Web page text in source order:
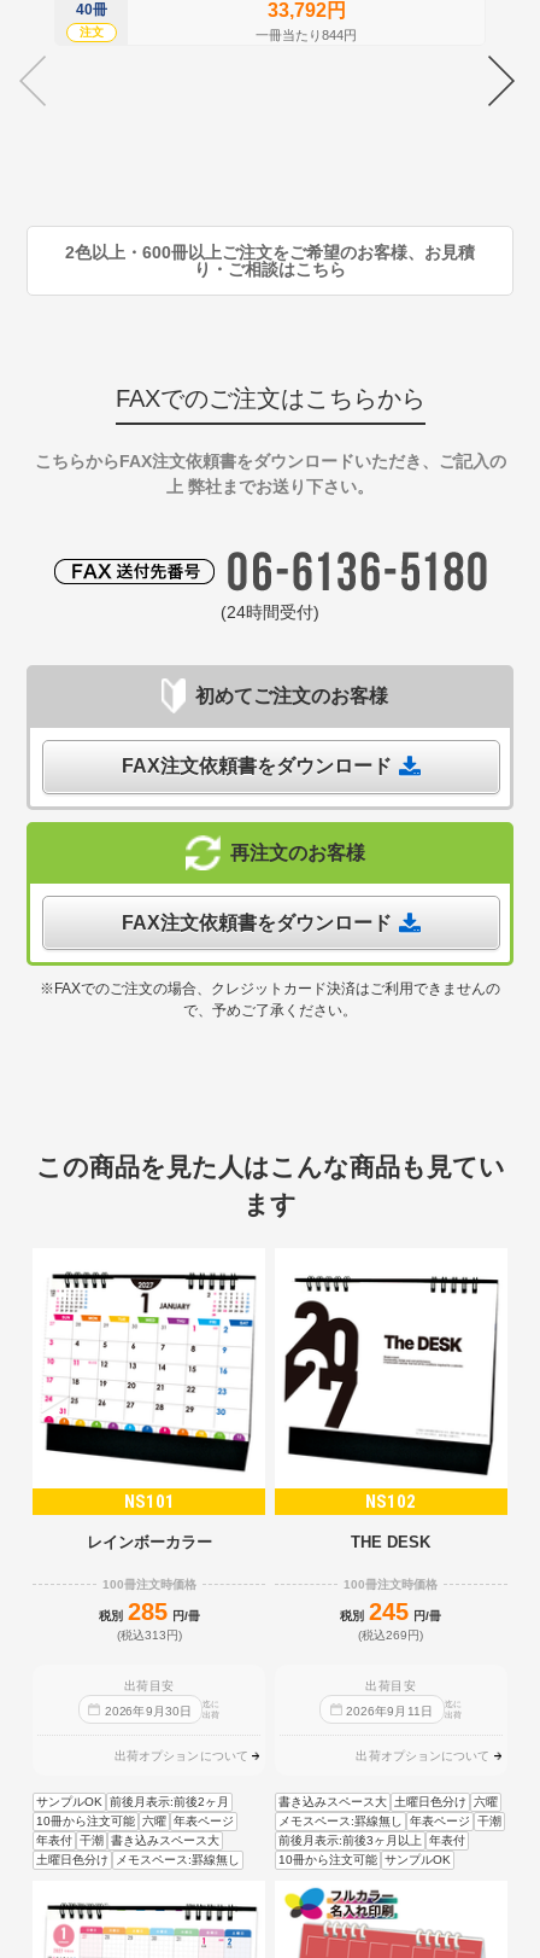
40冊
注文
33,792円
一冊当たり844円
2色以上・600冊以上ご注文をご希望のお客様、お見積
り・ご相談はこちら
FAXでのご注文はこちらから
こちらからFAX注文依頼書をダウンロードいただき、ご記入の
上 弊社までお送り下さい。
(24時間受付)
初めてご注文のお客様
FAX注文依頼書をダウンロード
再注文のお客様
FAX注文依頼書をダウンロード
※FAXでのご注文の場合、クレジットカード決済はご利用できませんの
で、予めご了承ください。
この商品を見た人はこんな商品も見てい
ます
NS101
レインボーカラー
100冊注文時価格
税別 285 円/冊
(税込313円)
出荷目安
2026年9 月30 日
迄に
出荷
出荷オプションについて
サンプルOK
前後月表示:前後2ヶ月
10冊から注文可能 六曜 年表ページ
年表付 干潮 書き込みスペース大
土曜日色分け
メモスペース:罫線無し
NS102
THE DESK
100冊注文時価格
税別 245 円/冊
(税込269円)
出荷目安
2026年9 月 11 日
迄に
出荷
出荷オプションについて
書き込みスペース大 土曜日色分け
六曜
メモスペース:罫線無し
年表ページ
干潮
前後月表示:前後3ヶ月以上
年表付
10冊から注文可能 サンプルOK